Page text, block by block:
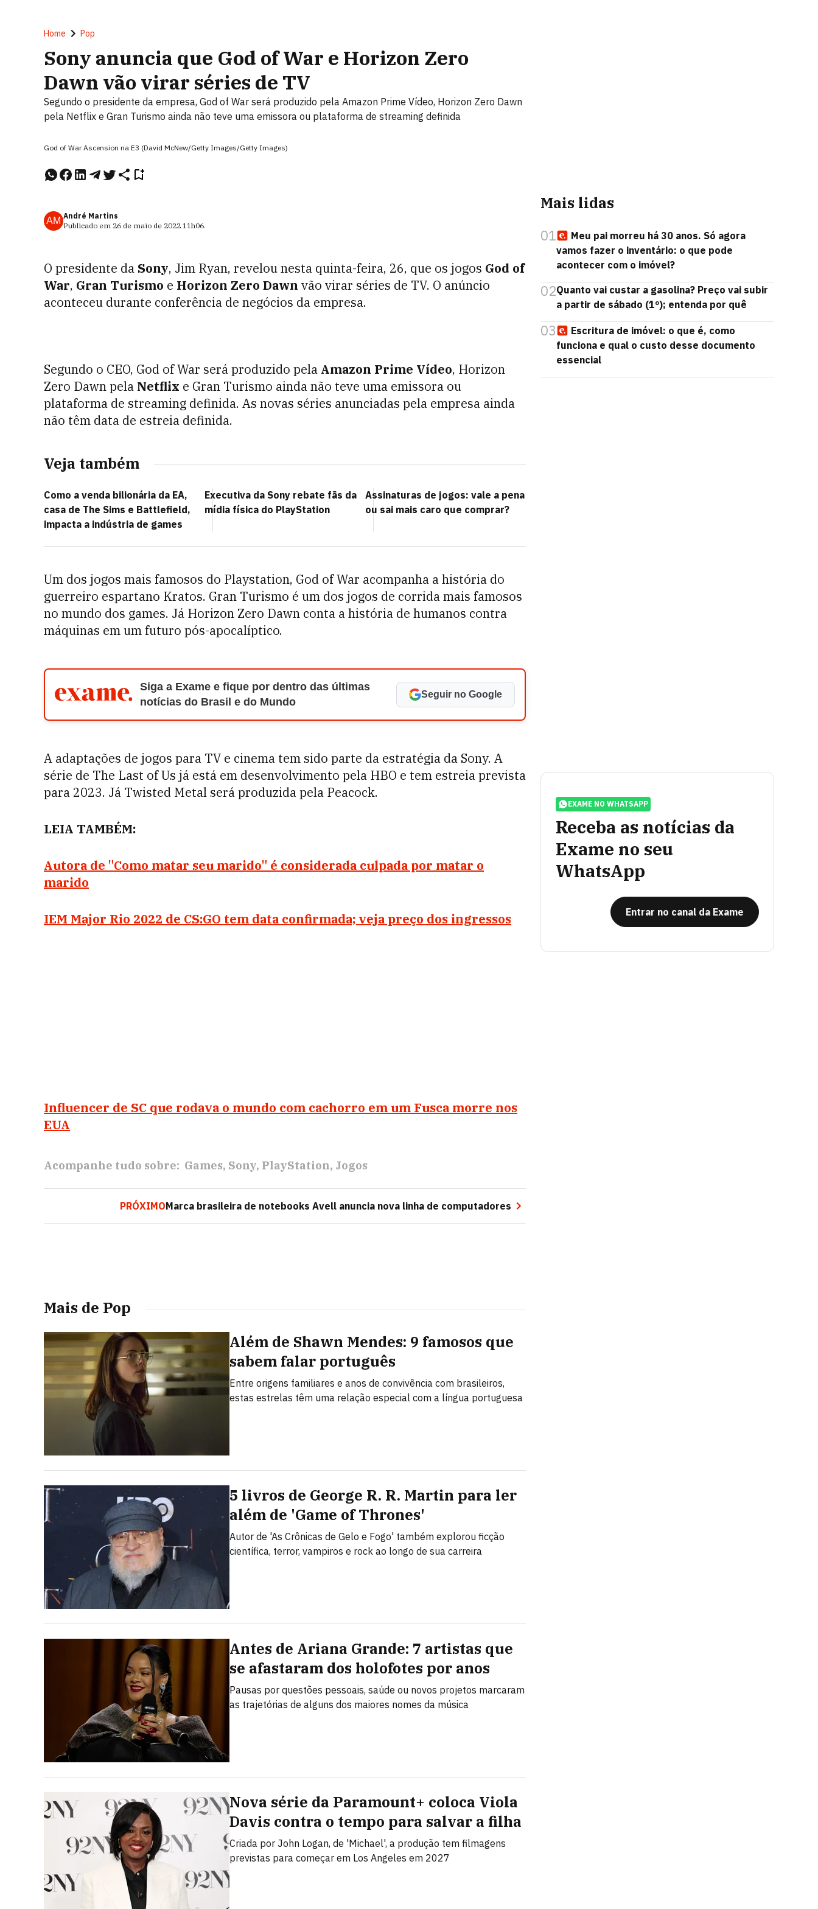
Home Pop
Sony anuncia que God of War e Horizon Zero
Dawn vão virar séries de TV
Segundo o presidente da empresa, God of War será produzido pela Amazon Prime Vídeo, Horizon Zero Dawn
pela Netflix e Gran Turismo ainda não teve uma emissora ou plataforma de streaming definida
God of War Ascension na E3 (David McNew/Getty Images/Getty Images)
AM André Martins
Publicado em 26 de maio de 2022 11h06.
O presidente da Sony, Jim Ryan, revelou nesta quinta-feira, 26, que os jogos God of
War, Gran Turismo e Horizon Zero Dawn vão virar séries de TV. O anúncio
aconteceu durante conferência de negócios da empresa.
Segundo o CEO, God of War será produzido pela Amazon Prime Vídeo, Horizon
Zero Dawn pela Netflix e Gran Turismo ainda não teve uma emissora ou
plataforma de streaming definida. As novas séries anunciadas pela empresa ainda
não têm data de estreia definida.
Veja também
Como a venda bilionária da EA,
casa de The Sims e Battlefield,
impacta a indústria de games
Executiva da Sony rebate fãs da
mídia física do PlayStation
Assinaturas de jogos: vale a pena
ou sai mais caro que comprar?
Um dos jogos mais famosos do Playstation, God of War acompanha a história do
guerreiro espartano Kratos. Gran Turismo é um dos jogos de corrida mais famosos
no mundo dos games. Já Horizon Zero Dawn conta a história de humanos contra
máquinas em um futuro pós-apocalíptico.
Siga a Exame e fique por dentro das últimas
notícias do Brasil e do Mundo
Seguir no Google
A adaptações de jogos para TV e cinema tem sido parte da estratégia da Sony. A
série de The Last of Us já está em desenvolvimento pela HBO e tem estreia prevista
para 2023. Já Twisted Metal será produzida pela Peacock.
LEIA TAMBÉM:
Autora de "Como matar seu marido" é considerada culpada por matar o
marido
IEM Major Rio 2022 de CS:GO tem data confirmada; veja preço dos ingressos
Influencer de SC que rodava o mundo com cachorro em um Fusca morre nos
EUA
Acompanhe tudo sobre: Games Sony PlayStation Jogos
PRÓXIMOMarca brasileira de notebooks Avell anuncia nova linha de computadores
Mais de Pop
Além de Shawn Mendes: 9 famosos que
sabem falar português
Entre origens familiares e anos de convivência com brasileiros,
estas estrelas têm uma relação especial com a língua portuguesa
5 livros de George R. R. Martin para ler
além de 'Game of Thrones'
Autor de 'As Crônicas de Gelo e Fogo' também explorou ficção
científica, terror, vampiros e rock ao longo de sua carreira
Antes de Ariana Grande: 7 artistas que
se afastaram dos holofotes por anos
Pausas por questões pessoais, saúde ou novos projetos marcaram
as trajetórias de alguns dos maiores nomes da música
Nova série da Paramount+ coloca Viola
Davis contra o tempo para salvar a filha
Criada por John Logan, de 'Michael', a produção tem filmagens
previstas para começar em Los Angeles em 2027
Mais lidas
01
Meu pai morreu há 30 anos. Só agora
vamos fazer o inventário: o que pode
acontecer com o imóvel?
02Quanto vai custar a gasolina? Preço vai subir
a partir de sábado (1º); entenda por quê
03
Escritura de imóvel: o que é, como
funciona e qual o custo desse documento
essencial
EXAME NO WHATSAPP
Receba as notícias da
Exame no seu
WhatsApp
Entrar no canal da Exame